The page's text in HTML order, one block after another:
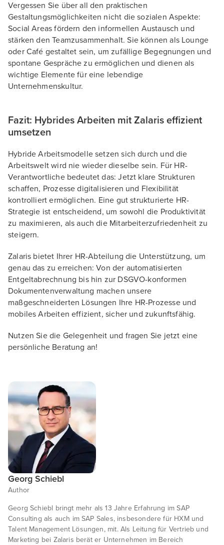
Vergessen Sie über all den praktischen
Gestaltungsmöglichkeiten nicht die sozialen Aspekte:
Social Areas fördern den informellen Austausch und
stärken den Teamzusammenhalt. Sie können als Lounge
oder Café gestaltet sein, um zufällige Begegnungen und
spontane Gespräche zu ermöglichen und dienen als
wichtige Elemente für eine lebendige
Unternehmenskultur.
Fazit: Hybrides Arbeiten mit Zalaris effizient
umsetzen
Hybride Arbeitsmodelle setzen sich durch und die
Arbeitswelt wird nie wieder dieselbe sein. Für HR-
Verantwortliche bedeutet das: Jetzt klare Strukturen
schaffen, Prozesse digitalisieren und Flexibilität
kontrolliert ermöglichen. Eine gut strukturierte HR-
Strategie ist entscheidend, um sowohl die Produktivität
zu maximieren, als auch die Mitarbeiterzufriedenheit zu
steigern.
Zalaris bietet Ihrer HR-Abteilung die Unterstützung, um
genau das zu erreichen: Von der automatisierten
Entgeltabrechnung bis hin zur DSGVO-konformen
Dokumentenverwaltung machen unsere
maßgeschneiderten Lösungen Ihre HR-Prozesse und
mobiles Arbeiten effizient, sicher und zukunftsfähig.
Nutzen Sie die Gelegenheit und fragen Sie jetzt eine
persönliche Beratung an!
Georg Schiebl
Author
Georg Schiebl bringt mehr als 13 Jahre Erfahrung im SAP
Consulting als auch im SAP Sales, insbesondere für HXM und
Talent Management Lösungen, mit. Als Leitung für Vertrieb und
Marketing bei Zalaris berät er Unternehmen im Bereich